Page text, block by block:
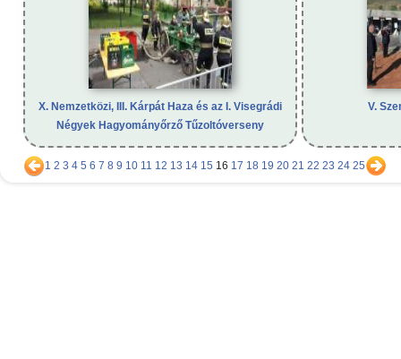
X. Nemzetközi, III. Kárpát Haza és az I. Visegrádi
Négyek Hagyományőrző Tűzoltóverseny
V.
1 2 3 4 5 6 7 8 9 10 11 12 13 14 15 16 17 18 19 20 21 22 23 24 25